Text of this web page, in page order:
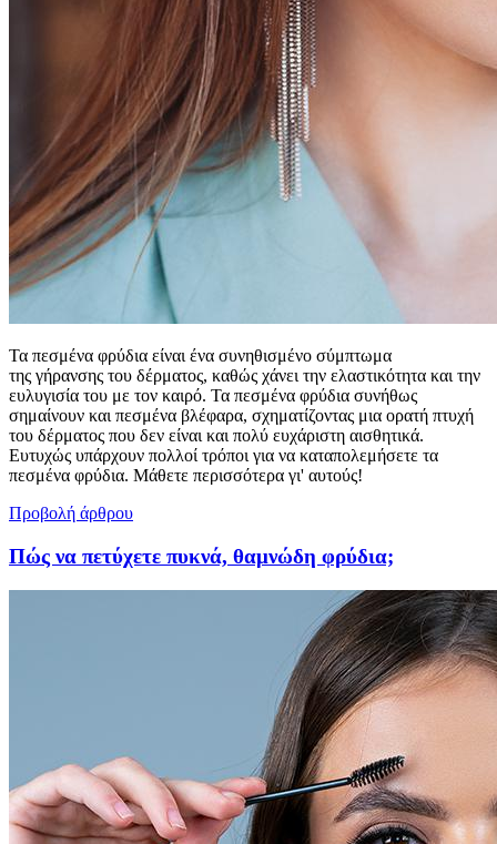
Τα πεσμένα φρύδια είναι ένα συνηθισμένο σύμπτωμα
της γήρανσης του δέρματος, καθώς χάνει την ελαστικότητα και την
ευλυγισία του με τον καιρό. Τα πεσμένα φρύδια συνήθως
σημαίνουν και πεσμένα βλέφαρα, σχηματίζοντας μια ορατή πτυχή
του δέρματος που δεν είναι και πολύ ευχάριστη αισθητικά.
Ευτυχώς υπάρχουν πολλοί τρόποι για να καταπολεμήσετε τα
πεσμένα φρύδια. Μάθετε περισσότερα γι' αυτούς!
Προβολή άρθρου
Πώς να πετύχετε πυκνά, θαμνώδη φρύδια;